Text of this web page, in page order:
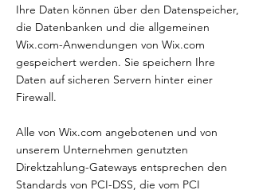
Ihre Daten können über den Datenspeicher,
die Datenbanken und die allgemeinen
Wix.com-Anwendungen von Wix.com
gespeichert werden. Sie speichern Ihre
Daten auf sicheren Servern hinter einer
Firewall.
Alle von Wix.com angebotenen und von
unserem Unternehmen genutzten
Direktzahlung-Gateways entsprechen den
Standards von PCI-DSS, die vom PCI